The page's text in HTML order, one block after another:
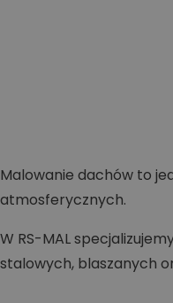
Malowanie dachów to
atmosferycznych.
W RS-MAL
stalowych, blaszanych